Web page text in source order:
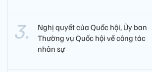
Nghị quyết của Quốc hội, Ủy ban
Thường vụ Quốc hội về công tác
nhân sự